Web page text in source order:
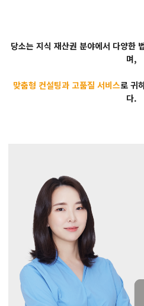
당소는 지식 재산권 분야에서 다양한
며,
맞춤형 컨설팅과 고품질 서비스로 귀
다.